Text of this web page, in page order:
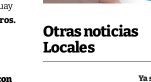
Otras noticias
Locales
Ya